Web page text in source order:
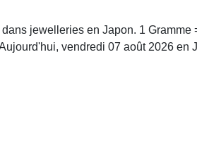
jewelleries en Japon. 1 Gramme
vendredi 07 août 2026 en